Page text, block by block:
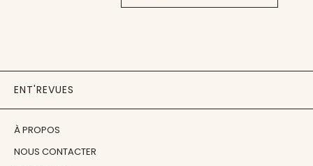
ENT'REVUES
À PROPOS
NOUS CONTACTER